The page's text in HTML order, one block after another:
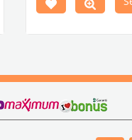
1968-1979